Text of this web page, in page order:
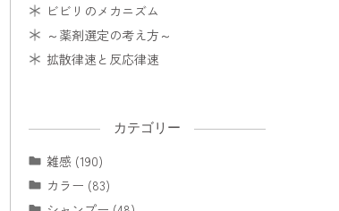
ビビリのメカニズム
～薬剤選定の考え方～
拡散律速と反応律速
カテゴリー
雑感 (190)
カラー (83)